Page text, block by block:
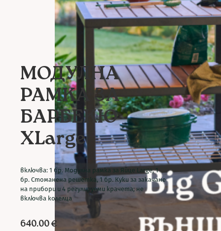
МОДУЛНА
РАМКА ЗА
БАРБЕКЮ
XLarge
включва: 1 бр. Модулна рамка за Яйце Large, 1
бр. Стоманена решетка, 1 бр. Куки за закачане
на прибори и 4 регулируеми крачета; не
включва колелца
640.00€